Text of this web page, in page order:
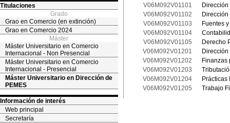
Titulaciones
Grado
Grao en Comercio (en extinción)
Grao en Comercio 2024
Máster
Máster Universitario en Comercio
Internacional - Non Presencial
Máster Universitario en Comercio
Internacional - Presencial
Máster Universitario en Dirección de
PEMES
Información de interés
Web principal
Secretaría
V06M092V01101
V06M092V01102
V06M092V01103
Fuentes
V06M092V01104
V06M092V01105
Derecho
V06M092V01201
V06M092V01202
Finanzas
V06M092V01203
V06M092V01204
Prácticas
V06M092V01205
Trabajo